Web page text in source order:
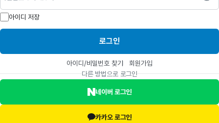
아이디 저장
로그인
아이디/비밀번호 찾기
회원가입
다른 방법으로 로그인
네이버 로그인
카카오 로그인